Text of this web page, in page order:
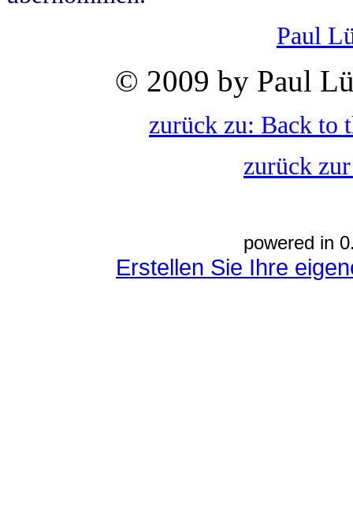
Paul
© 2009 by Paul
zurück zu: Back to
zurück
powered in
Erstellen Sie Ihre